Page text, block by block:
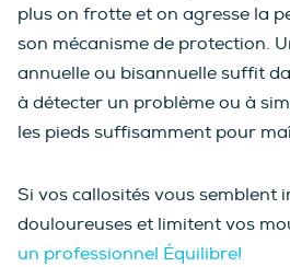
plus on frotte et on agresse la
son mécanisme de protection.
annuelle ou bisannuelle suffit
à détecter un problème ou à
les pieds suffisamment pour
Si vos callosités vous semblent
douloureuses et limitent vos
un professionnel Équilibre!